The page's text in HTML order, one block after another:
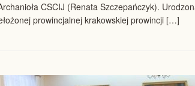
CSCIJ (Renata Szczepańczyk).
prowincjalnej krakowskiej prowincji […]